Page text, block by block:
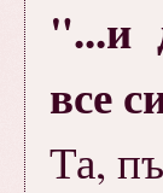
"...и
все
Та,